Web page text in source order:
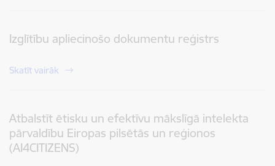
Izglītību apliecinošo dokumentu reģistrs
Skatīt vairāk
Atbalstīt ētisku un efektīvu mākslīgā intelekta
pārvaldību Eiropas pilsētās un reģionos
(AI4CITIZENS)